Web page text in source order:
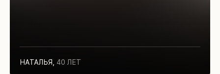
НАТАЛЬЯ 40 ЛЕТ